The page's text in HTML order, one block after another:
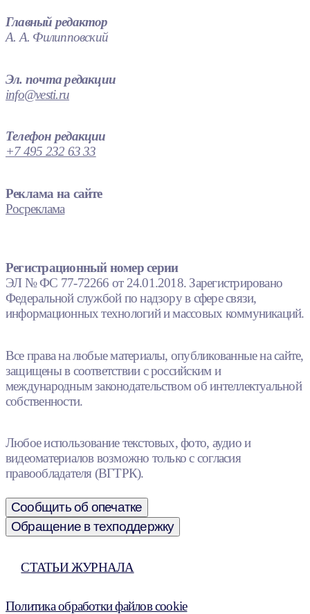
Главный редактор
А. А. Филипповский
Эл. почта редакции
info@vesti.ru
Телефон редакции
+7 495 232 63 33
Реклама на сайте
Росреклама
Регистрационный номер серии
ЭЛ № ФС 77-72266 от 24.01.2018. Зарегистрировано
Федеральной службой по надзору в сфере связи,
информационных технологий и массовых коммуникаций.
Все права на любые материалы, опубликованные на сайте,
защищены в соответствии с российским и
международным законодательством об интеллектуальной
собственности.
Любое использование текстовых, фото, аудио и
видеоматериалов возможно только с согласия
правообладателя (ВГТРК).
Сообщить об опечатке
Обращение в техподдержку
СТАТЬИ ЖУРНАЛА
Политика обработки файлов cookie